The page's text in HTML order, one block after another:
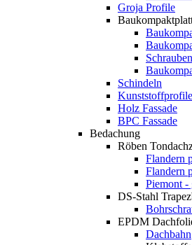
Groja Profile
Schindeln
Kunststoffprofile
Holz Fassade
BPC Fassade
Bedachung
Röben
Flandern
Flandern
Piemont -
DS-Stahl
EPDM
Dachbahn